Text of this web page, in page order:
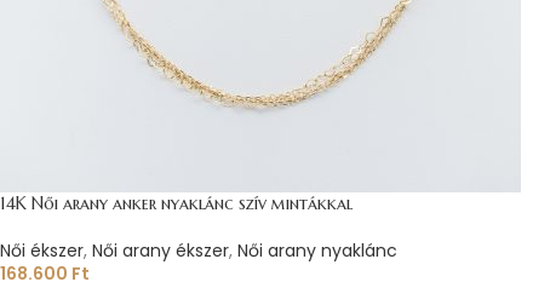
14K Női arany anker nyaklánc szív mintákkal
Női ékszer, Női arany ékszer, Női arany nyaklánc
168.600 Ft